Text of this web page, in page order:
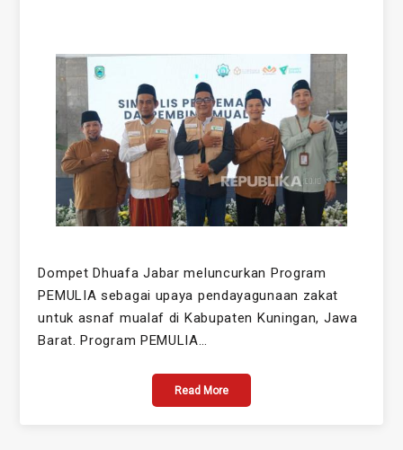
Dompet Dhuafa Jabar meluncurkan Program
PEMULIA sebagai upaya pendayagunaan zakat
untuk asnaf mualaf di Kabupaten Kuningan, Jawa
Barat. Program PEMULIA…
Read More